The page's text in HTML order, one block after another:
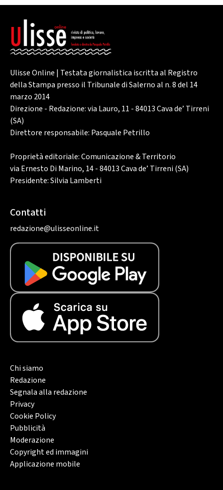
Ulisse Online | Testata giornalistica iscritta al Registro
della Stampa presso il Tribunale di Salerno al n. 8 del 14
marzo 2014
Direzione - Redazione: via Lauro, 11 - 84013 Cava de’ Tirreni
(SA)
Direttore responsabile: Pasquale Petrillo
Proprietà editoriale: Comunicazione & Territorio
via Ernesto Di Marino, 14 - 84013 Cava de’ Tirreni (SA)
Presidente: Silvia Lamberti
Contatti
redazione@ulisseonline.it
Chi siamo
Redazione
Segnala alla redazione
Privacy
Cookie Policy
Pubblicità
Moderazione
Copyright ed immagini
Applicazione mobile